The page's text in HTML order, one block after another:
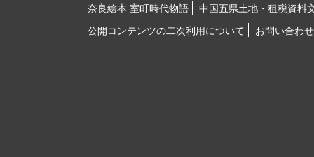
奈良絵本 室町時代物語
中国五県土地・租税資料
公開コンテンツの二次利用について
お問い合わせ